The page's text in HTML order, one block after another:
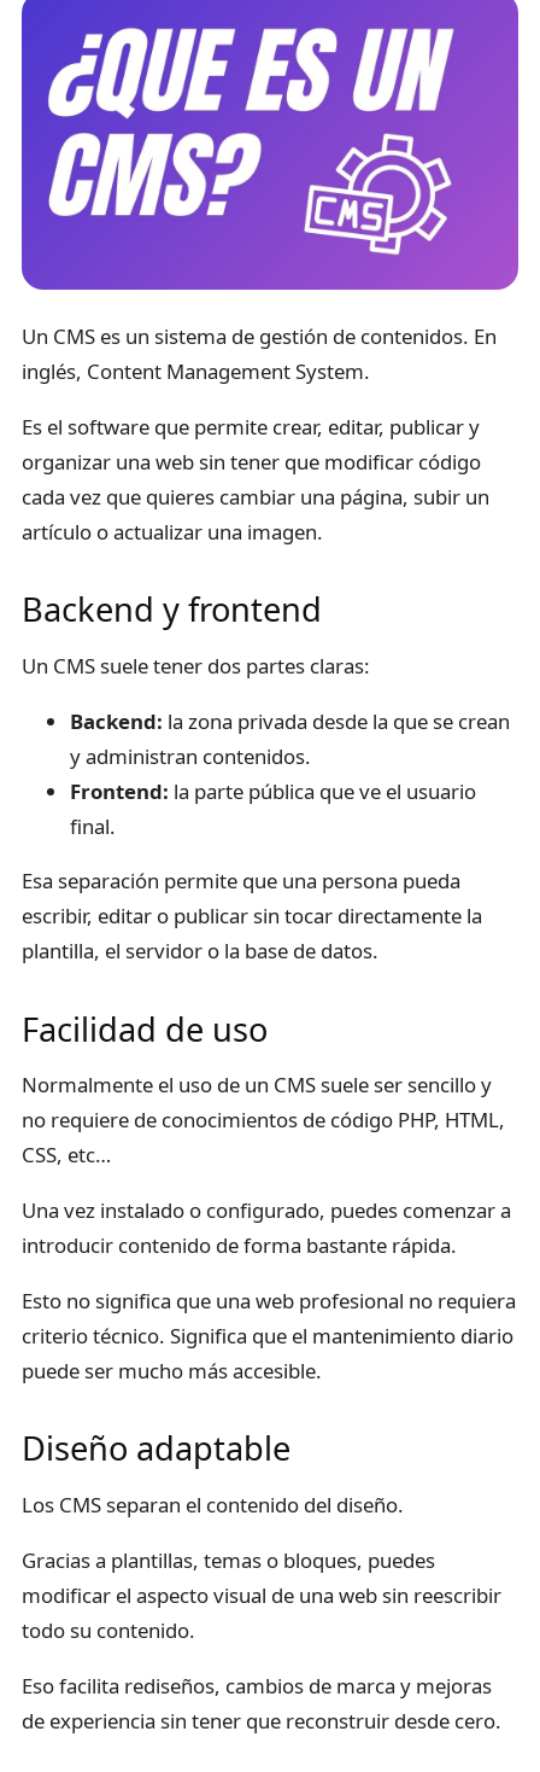
Un CMS es un sistema de gestión de contenidos. En
inglés, Content Management System.
Es el software que permite crear, editar, publicar y
organizar una web sin tener que modificar código
cada vez que quieres cambiar una página, subir un
artículo o actualizar una imagen.
Backend y frontend
Un CMS suele tener dos partes claras:
Backend: la zona privada desde la que se crean
y administran contenidos.
Frontend: la parte pública que ve el usuario
final.
Esa separación permite que una persona pueda
escribir, editar o publicar sin tocar directamente la
plantilla, el servidor o la base de datos.
Facilidad de uso
Normalmente el uso de un CMS suele ser sencillo y
no requiere de conocimientos de código PHP, HTML,
CSS, etc…
Una vez instalado o configurado, puedes comenzar a
introducir contenido de forma bastante rápida.
Esto no significa que una web profesional no requiera
criterio técnico. Significa que el mantenimiento diario
puede ser mucho más accesible.
Diseño adaptable
Los CMS separan el contenido del diseño.
Gracias a plantillas, temas o bloques, puedes
modificar el aspecto visual de una web sin reescribir
todo su contenido.
Eso facilita rediseños, cambios de marca y mejoras
de experiencia sin tener que reconstruir desde cero.